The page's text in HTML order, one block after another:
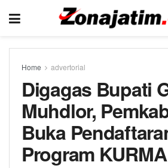
Home advertorial
Digagas Bupati
Muhdlor,
Buka
Program KURMA